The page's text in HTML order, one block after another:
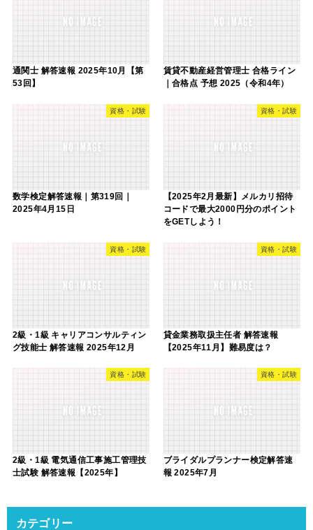
通関士 解答速報 2025年10月【第
53回】
賃貸不動産経営管理士 合格ライン
｜合格点 予想 2025（令和4年）
資格・試験
数学検定解答速報｜第319回｜
2025年4月15日
資格・試験
【2025年2月最新】メルカリ招待
コードで最大2000円分のポイント
をGETしよう！
資格・試験
2級・1級 キャリアコンサルティン
グ技能士 解答速報 2025年12月
資格・試験
貸金業務取扱主任者 解答速報
【2025年11月】難易度は？
資格・試験
2級・1級 電気通信工事施工管理技
士試験 解答速報【2025年】
資格・試験
ブライダルプランナー検定解答速
報 2025年7月
カテゴリー